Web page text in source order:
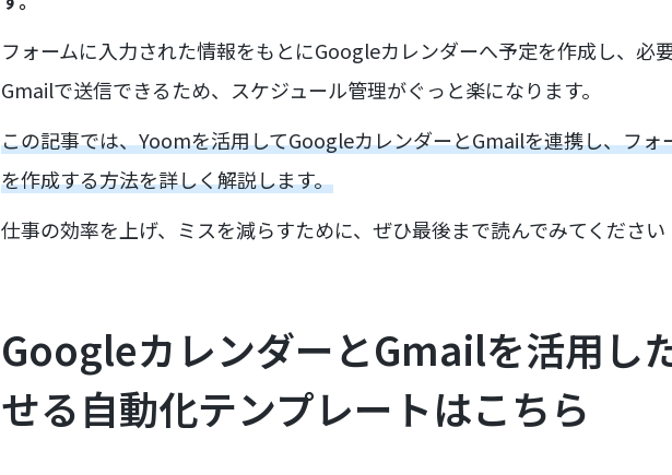
フォームに入力された情報をもとにGoogleカレンダーへ予定を作成し、必
Gmailで送信できるため、スケジュール管理がぐっと楽になります。
この記事では、Yoomを活用してGoogleカレンダーとGmailを連携し、フォ
を作成する方法を詳しく解説します。
仕事の効率を上げ、ミスを減らすために、ぜひ最後まで読んでみてください
GoogleカレンダーとGmailを活用し
せる自動化テンプレートはこちら